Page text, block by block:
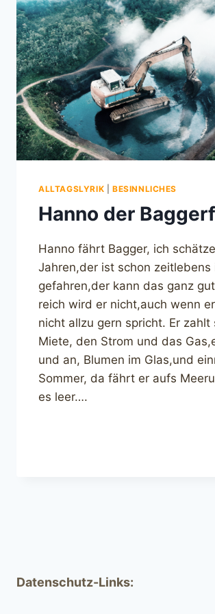
ALLTAGSLYRIK BESINNLICHES
Hanno der
Hanno fährt Bagger, ich
Jahren,der ist schon zeitlebens
gefahren,der kann das ganz
reich wird er nicht,auch wenn
nicht allzu gern spricht. Er zahlt
Miete, den Strom und das
und an, Blumen im Glas,und
Sommer, da fährt er aufs
es leer….
Datenschutz-Links: